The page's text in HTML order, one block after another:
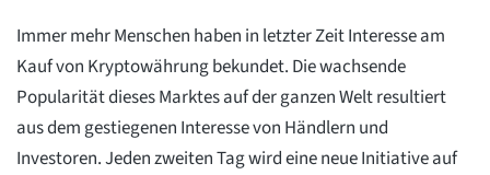
Immer mehr Menschen haben in letzter Zeit Interesse am
Kauf von Kryptowährung bekundet. Die wachsende
Popularität dieses Marktes auf der ganzen Welt resultiert
aus dem gestiegenen Interesse von Händlern und
Investoren. Jeden zweiten Tag wird eine neue Initiative auf